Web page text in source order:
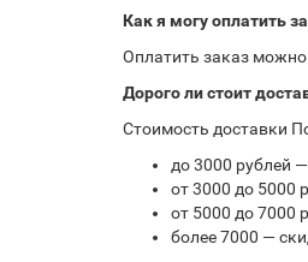
Как я могу оплатить
Оплатить заказ
Дорого ли стоит
Стоимость доставки
до 3000 рублей
от 3000 до 5000
от 5000 до 7000
более 7000 —